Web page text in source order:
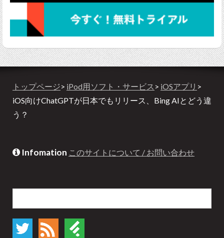
トップページ> iPod用ソフト・サービス > iOSアプリ >
iOS向けChatGPTが日本でもリリース、Bing AIとどう違
う？
Infomation このサイトについて / お問い合わせ